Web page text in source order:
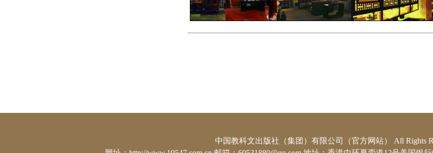
中国教科文出版社（集团）有限公司（官方网站） All Rights